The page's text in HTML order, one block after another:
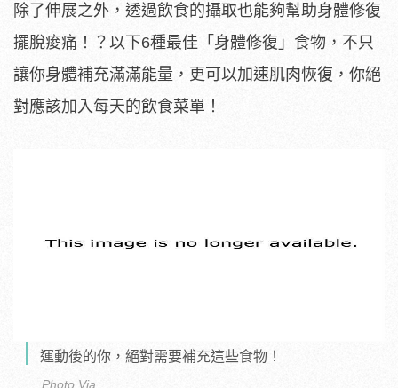
除了伸展之外，透過飲食的攝取也能夠幫助身體修復
擺脫痠痛！？以下6種最佳「身體修復」食物，不只
讓你身體補充滿滿能量，更可以加速肌肉恢復，你絕
對應該加入每天的飲食菜單！
運動後的你，絕對需要補充這些食物！
Photo Via